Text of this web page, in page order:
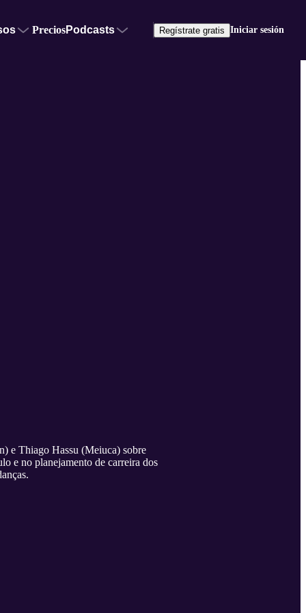
PreciosPodcasts Regístrate gratis Iniciar sesión
e Thiago Hassu (Meiuca) sobre
e no planejamento de carreira dos